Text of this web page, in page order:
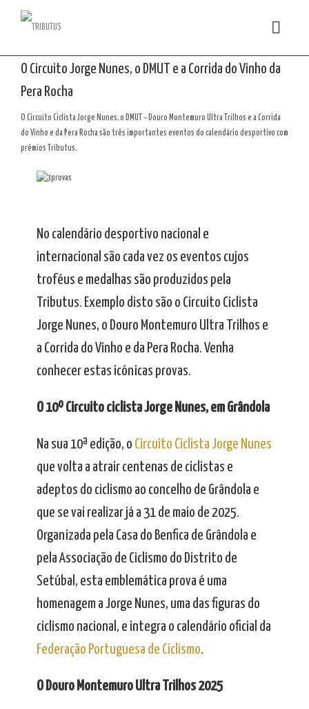
O Circuito Jorge Nunes, o DMUT e a Corrida do Vinho da
Pera Rocha
O Circuito Ciclista Jorge Nunes, o DMUT – Douro Montemuro Ultra Trilhos e a Corrida
do Vinho e da Pera Rocha são três importantes eventos do calendário desportivo com
prémios Tributus.
No calendário desportivo nacional e
internacional são cada vez os eventos cujos
troféus e medalhas são produzidos pela
Tributus. Exemplo disto são o Circuito Ciclista
Jorge Nunes, o Douro Montemuro Ultra Trilhos e
a Corrida do Vinho e da Pera Rocha. Venha
conhecer estas icónicas provas.
O 10º Circuito ciclista Jorge Nunes, em Grândola
Na sua 10ª edição, o Circuito Ciclista Jorge Nunes
que volta a atrair centenas de ciclistas e
adeptos do ciclismo ao concelho de Grândola e
que se vai realizar já a 31 de maio de 2025.
Organizada pela Casa do Benfica de Grândola e
pela Associação de Ciclismo do Distrito de
Setúbal, esta emblemática prova é uma
homenagem a Jorge Nunes, uma das figuras do
ciclismo nacional, e integra o calendário oficial da
Federação Portuguesa de Ciclismo.
O Douro Montemuro Ultra Trilhos 2025